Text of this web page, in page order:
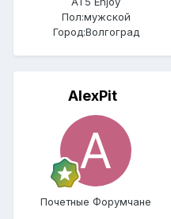
Пол:мужской
Город:Волгоград
AlexPit
Почетные Форумчане